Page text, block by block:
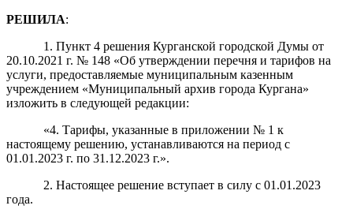
РЕШИЛА:
1. Пункт 4 решения Курганской городской Думы от
20.10.2021 г. № 148 «Об утверждении перечня и тарифов на
услуги, предоставляемые муниципальным казенным
учреждением «Муниципальный архив города Кургана»
изложить в следующей редакции:
«4. Тарифы, указанные в приложении № 1 к
настоящему решению, устанавливаются на период с
01.01.2023 г. по 31.12.2023 г.».
2. Настоящее решение вступает в силу с 01.01.2023
года.